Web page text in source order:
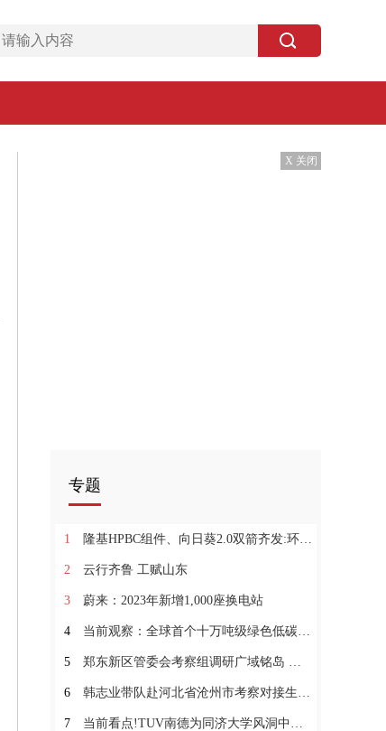
X 关闭
专题
1 隆基HPBC组件、向日葵2.0双箭齐发:环球快看
2 云行齐鲁 工赋山东
3 蔚来：2023年新增1,000座换电站
4 当前观察：全球首个十万吨级绿色低碳甲醇工厂投产 推动中国式现代化生动实践
5 郑东新区管委会考察组调研广域铭岛 双方就产业数字化探讨合作
6 韩志业带队赴河北省沧州市考察对接生物质综合利用项目_实时
7 当前看点!TUV南德为同济大学风洞中心颁发欧盟WLTP目击实验室能力证书